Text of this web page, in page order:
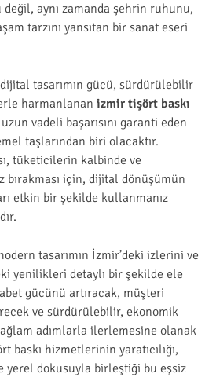
aynı zamanda şehrin ruhunu,
tarzını yansıtan bir sanat eseri
tasarımın gücü, sürdürülebilir
harmanlanan izmir tişört baskı
vadeli başarısını garanti eden
taşlarından biri olacaktır.
tüketicilerin kalbinde ve
bırakması için, dijital dönüşümün
etkin bir şekilde kullanmanız
tasarımın İzmir’deki izlerini ve
yenilikleri detaylı bir şekilde ele
gücünü artıracak, müşteri
ve sürdürülebilir, ekonomik
adımlarla ilerlemesine olanak
baskı hizmetlerinin yaratıcılığı,
dokusuyla birleştiği bu eşsiz